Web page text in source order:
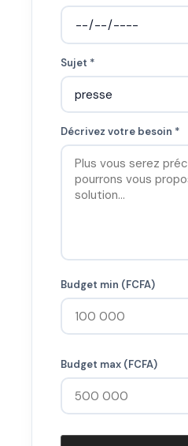
Sujet *
Décrivez votre besoin *
Budget min (FCFA)
Budget max (FCFA)